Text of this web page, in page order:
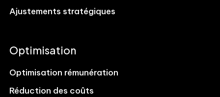
Ajustements stratégiques
Optimisation
Optimisation rémunération
Réduction des coûts